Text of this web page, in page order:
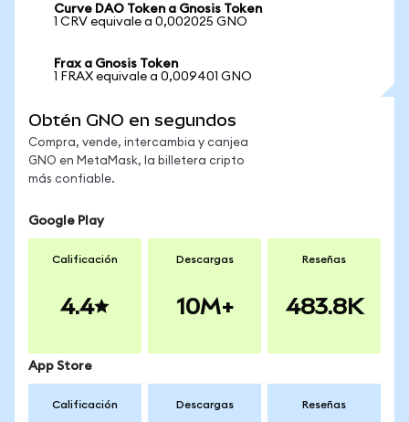
Curve DAO Token a Gnosis Token
1 CRV equivale a 0,002025 GNO
Frax a Gnosis Token
1 FRAX equivale a 0,009401 GNO
Obtén GNO en segundos
Compra, vende, intercambia y canjea
GNO en MetaMask, la billetera cripto
más confiable.
Google Play
Calificación
4.4
Descargas
10M+
Reseñas
483.8K
App Store
Calificación Descargas Reseñas